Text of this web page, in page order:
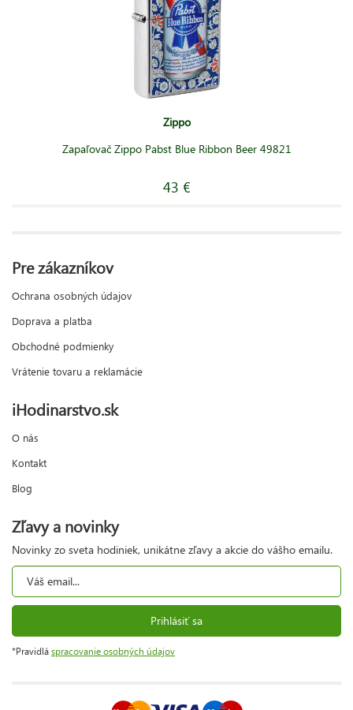
Zippo
Zapaľovač Zippo Pabst Blue Ribbon Beer 49821
43 €
Pre zákazníkov
Ochrana osobných údajov
Doprava a platba
Obchodné podmienky
Vrátenie tovaru a reklamácie
iHodinarstvo.sk
O nás
Kontakt
Blog
Zľavy a novinky
Novinky zo sveta hodiniek, unikátne zľavy a akcie do vášho emailu.
Prihlásiť sa
*Pravidlá spracovanie osobných údajov